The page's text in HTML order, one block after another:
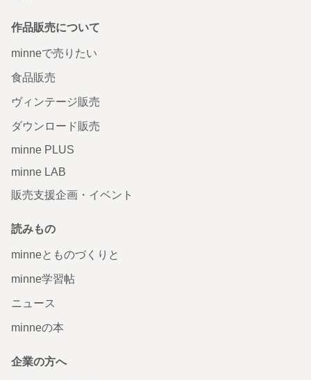
作品販売について
minneで売りたい
食品販売
ヴィンテージ販売
ダウンロード販売
minne PLUS
minne LAB
販売支援企画・イベント
読みもの
minneとものづくりと
minne学習帖
ニュース
minneの本
企業の方へ